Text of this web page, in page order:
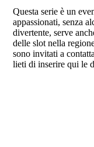
Questa serie è un
appassionati, senza
divertente, serve
delle slot nella
sono invitati a
lieti di inserire qui le